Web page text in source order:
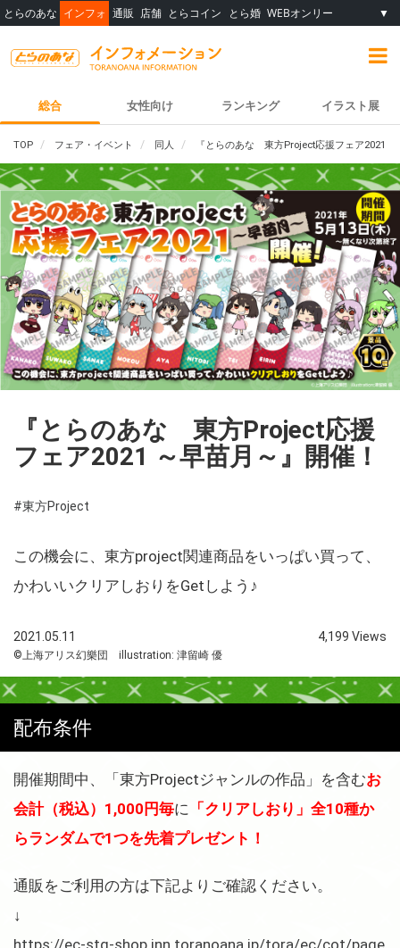
とらのあな インフォ 通販 店舗 とらコイン とら婚 WEBオンリー ▼
総合 女性向け ランキング イラスト展
TOP フェア・イベント 同人 『とらのあな 東方Project応援フェア2021
『とらのあな 東方Project応援
フェア2021 ～早苗月～』開催！
#東方Project
この機会に、東方project関連商品をいっぱい買って、
かわいいクリアしおりをGetしよう♪
2021.05.11 4,199 Views
©上海アリス幻樂団 illustration: 津留崎 優
配布条件
開催期間中、「東方Projectジャンルの作品」を含むお
会計（税込）1,000円毎に 「クリアしおり」全10種か
らランダムで1つを先着プレゼント！
通販をご利用の方は下記よりご確認ください。
↓
https://ec-stg-shop.inn.toranoana.jp/tora/ec/cot/page